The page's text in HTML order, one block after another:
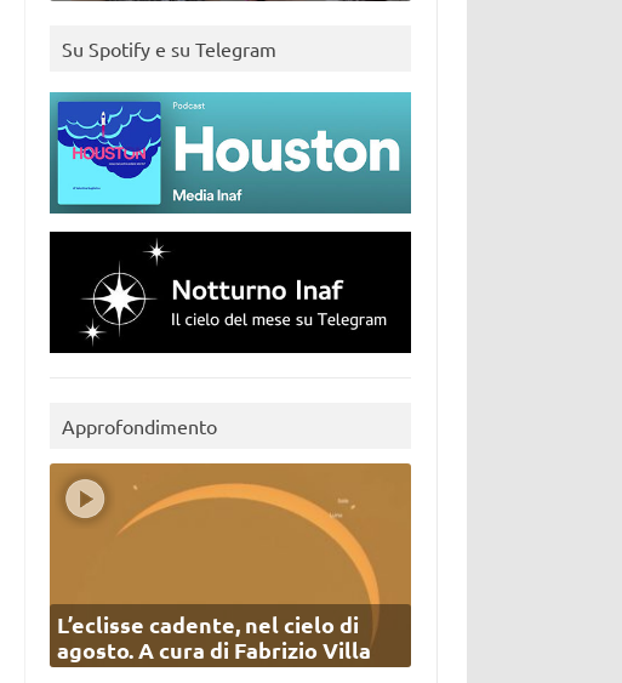
Su Spotify e su Telegram
Approfondimento
L’eclisse cadente, nel cielo di
agosto. A cura di Fabrizio Villa